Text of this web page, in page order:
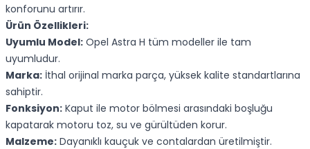
konforunu artırır.
Ürün Özellikleri:
Uyumlu Model: Opel Astra H tüm modeller ile tam
uyumludur.
Marka: İthal orijinal marka parça, yüksek kalite standartlarına
sahiptir.
Fonksiyon: Kaput ile motor bölmesi arasındaki boşluğu
kapatarak motoru toz, su ve gürültüden korur.
Malzeme: Dayanıklı kauçuk ve contalardan üretilmiştir.